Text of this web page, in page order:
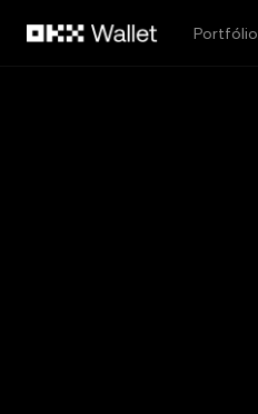
Portfólio